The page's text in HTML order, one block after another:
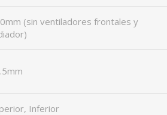
(sin ventiladores frontales y
Inferior